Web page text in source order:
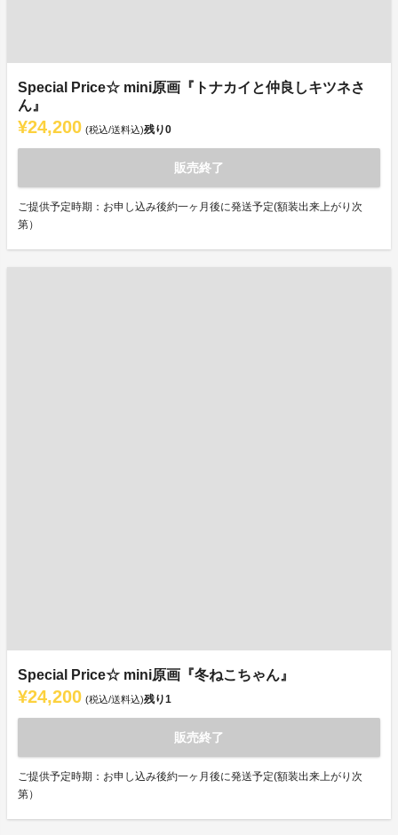
Special Price☆ mini原画『トナカイと仲良しキツネさ
ん』
¥24,200 (税込/送料込)残り0
販売終了
ご提供予定時期：お申し込み後約一ヶ月後に発送予定(額装出来上がり次
第）
Special Price☆ mini原画『冬ねこちゃん』
¥24,200 (税込/送料込)残り1
販売終了
ご提供予定時期：お申し込み後約一ヶ月後に発送予定(額装出来上がり次
第）